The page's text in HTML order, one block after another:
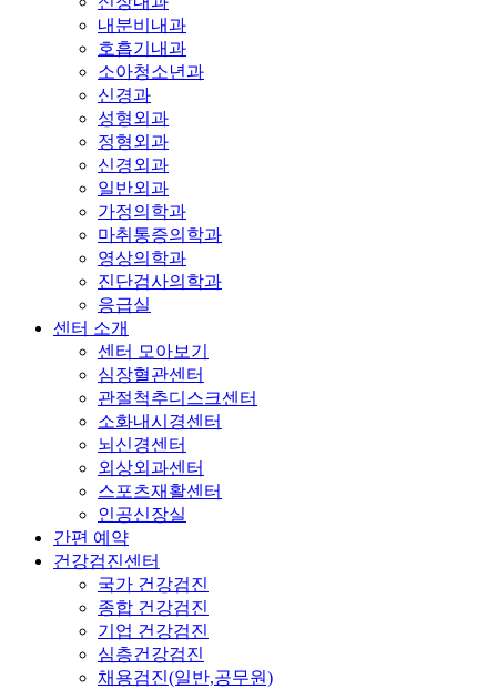
내분비내과
호흡기내과
소아청소년과
신경과
성형외과
정형외과
신경외과
일반외과
가정의학과
마취통증의학과
영상의학과
진단검사의학과
응급실
센터 소개
센터 모아보기
심장혈관센터
관절척추디스크센터
소화내시경센터
뇌신경센터
외상외과센터
스포츠재활센터
인공신장실
간편 예약
건강검진센터
국가 건강검진
종합 건강검진
기업 건강검진
심층건강검진
채용검진(일반,공무원)